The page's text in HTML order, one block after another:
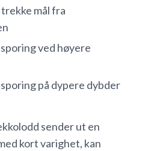
mål fra
ved høyere
på dypere dybder
sender ut en
kort varighet, kan